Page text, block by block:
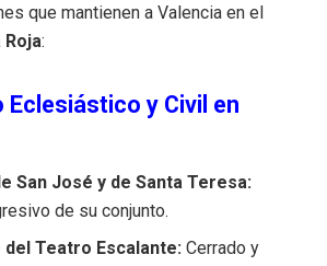
que mantienen a Valencia en el
Roja:
Eclesiástico y Civil en
San José y de Santa Teresa:
de su conjunto.
del Teatro Escalante: Cerrado y